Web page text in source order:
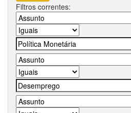
Filtros correntes: